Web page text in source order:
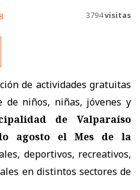
3794visitas
de actividades gratuitas
de niños, niñas, jóvenes y
de Valparaíso
agosto el Mes de la
deportivos, recreativos,
en distintos sectores de